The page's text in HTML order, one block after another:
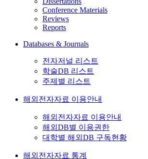
Conference Materials
Reviews
Reports
Databases & Journals
전자저널 리스트
학술DB 리스트
주제별 리스트
해외전자자료 이용안내
해외전자자료 이용안내
해외DB별 이용권한
대학별 해외DB 구독현황
해외전자자료 통계